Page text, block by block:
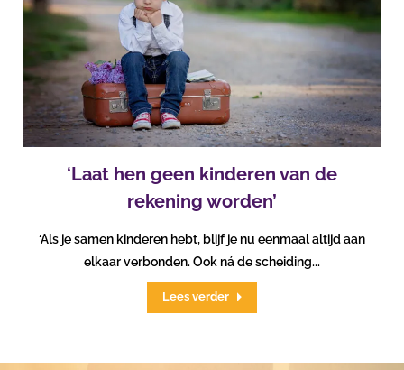
‘Laat hen geen kinderen van de
rekening worden’
‘Als je samen kinderen hebt, blijf je nu eenmaal altijd aan
elkaar verbonden. Ook ná de scheiding...
Lees verder